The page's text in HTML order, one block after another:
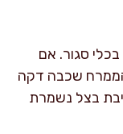
עד 3 ימים בכלי סגור. אם
שכבה דקה
ריבת בצל נשמרת